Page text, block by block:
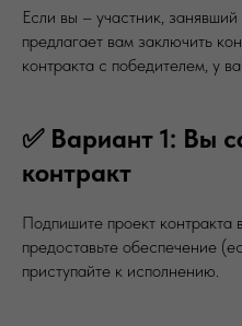
Если вы – участник,
предлагает вам заключить
контракта с победителем, у
✅ Вариант 1: Вы
контракт
Подпишите проект контракта
предоставьте обеспечение
приступайте к исполнению.